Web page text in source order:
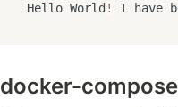
Hello World ! I have
docker-